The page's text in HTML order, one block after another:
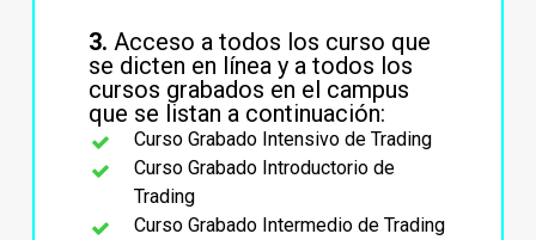
3. Acceso a todos los curso que
se dicten en línea y a todos los
cursos grabados en el campus
que se listan a continuación:
Curso Grabado Intensivo de Trading
Curso Grabado Introductorio de
Trading
Curso Grabado Intermedio de Trading